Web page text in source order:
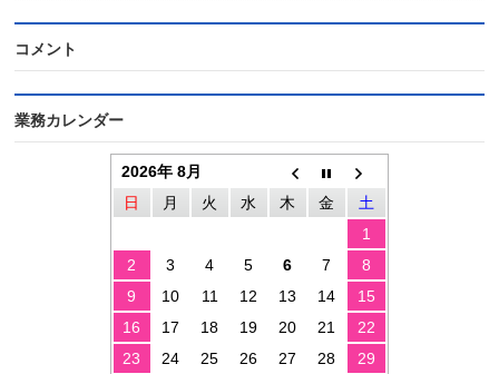
コメント
業務カレンダー
2026年 8月
日
月 火 水 木 金
土
1
2
3 4 5 6 7
8
9
10 11 12 13 14
15
16
17 18 19 20 21
22
23
24 25 26 27 28
29